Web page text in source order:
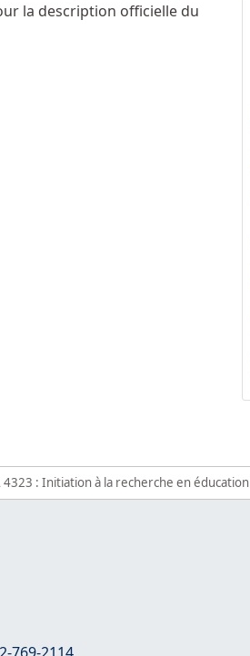
la description officielle du
4323 : Initiation à la recherche en éducation